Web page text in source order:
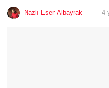
Nazlı Esen Albayrak 4